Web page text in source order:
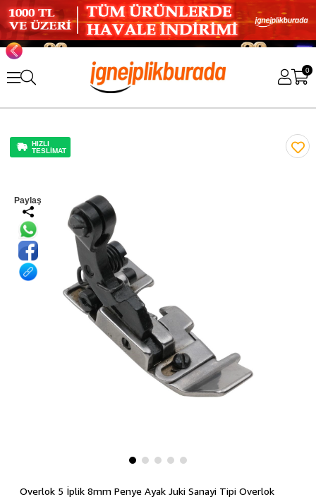
0
HIZLI
TESLİMAT
Paylaş
Overlok 5 İplik 8mm Penye Ayak Juki Sanayi Tipi Overlok